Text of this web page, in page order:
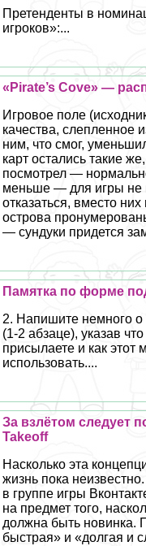
Претенденты в
игроков»:...
«Pirate’s Cove» —
Игровое поле
качества, слепленное
ним, что смог,
карт остались такие
посмотрел —
меньше — для игры не
отказаться, вместо
острова
— сундуки придется
Памятка по форме
2. Напишите немного
(1-2 абзаце), указав
присылаете и как этот
использовать....
За взлётом следует
Takeoff
Насколько эта
жизнь пока
в группе игры
на предмет того,
должна быть новинка.
быстрая» и «долгая и